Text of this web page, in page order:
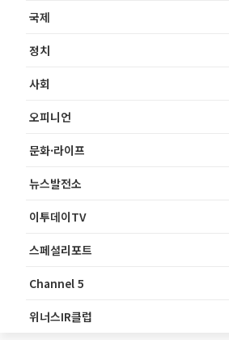
국제
정치
사회
오피니언
문화·라이프
뉴스발전소
이투데이TV
스페셜리포트
Channel 5
위너스IR클럽